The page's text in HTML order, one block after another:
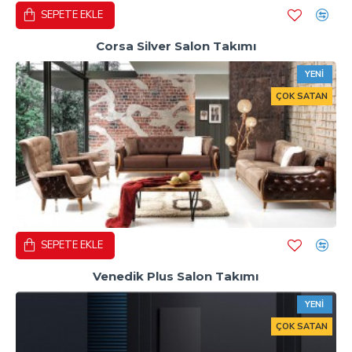
Corsa Silver Salon Takımı
SEPETE EKLE
YENI
ÇOK SATAN
Venedik Plus Salon Takımı
SEPETE EKLE
YENI
ÇOK SATAN